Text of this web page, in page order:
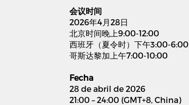
会议时间
2026年4月28日
北京时间晚上9:00-12:00
西班牙（夏令时）下午3:00-6:00
哥斯达黎加上午7:00-10:00
Fecha
28 de abril de 2026
21:00 – 24:00 (GMT+8, China)